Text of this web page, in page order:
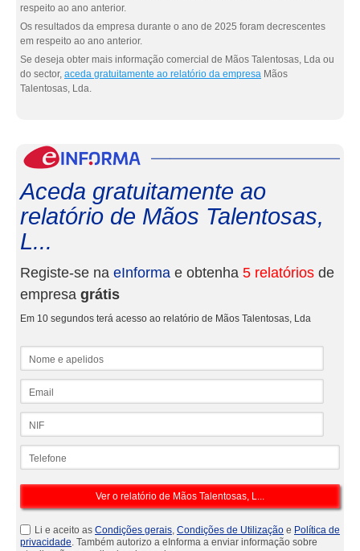
respeito ao ano anterior.
Os resultados da empresa durante o ano de 2025 foram decrescentes
em respeito ao ano anterior.
Se deseja obter mais informação comercial de Mãos Talentosas, Lda ou
do sector, aceda gratuitamente ao relatório da empresa Mãos
Talentosas, Lda.
Aceda gratuitamente ao
relatório de Mãos Talentosas,
L...
Registe-se na eInforma e obtenha 5 relatórios de
empresa grátis
Em 10 segundos terá acesso ao relatório de Mãos Talentosas, Lda
Li e aceito as Condições gerais, Condições de Utilização e Política de
privacidade. Também autorizo a eInforma a enviar informação sobre